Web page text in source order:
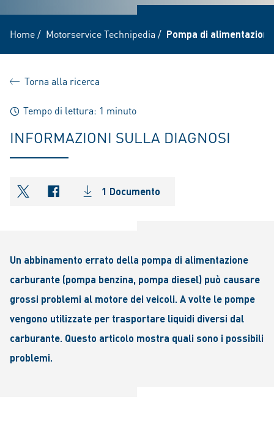
Home/ Motorservice Technipedia / Pompa di
Torna alla ricerca
Tempo di lettura: 1 minuto
INFORMAZIONI SULLA DIAGNOSI
shareOntwitter
shareOnfacebook
1 Documento
Un abbinamento errato della pompa di alimentazione
carburante (pompa benzina, pompa diesel) può causare
grossi problemi al motore dei veicoli. A volte le pompe
vengono utilizzate per trasportare liquidi diversi dal
carburante. Questo articolo mostra quali sono i possibili
problemi.